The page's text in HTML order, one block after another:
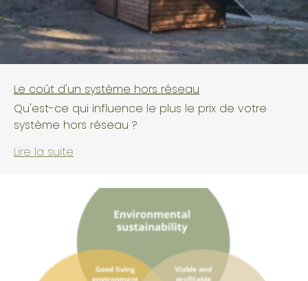
Le coût d'un système hors réseau
Qu'est-ce qui influence le plus le prix de votre
système hors réseau ?
Lire la suite